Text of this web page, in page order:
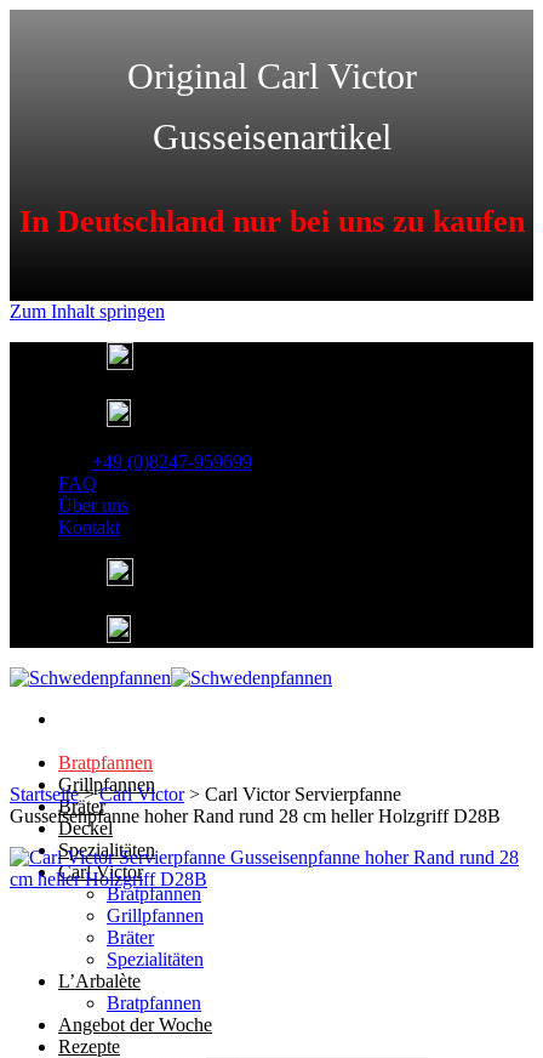
Original Carl Victor
Gusseisenartikel
In Deutschland nur bei uns zu kaufen
Zum Inhalt springen
+49 (0)8247-959699
FAQ
Über uns
Kontakt
Bratpfannen
Grillpfannen
Bräter
Deckel
Spezialitäten
Carl Victor
Bratpfannen
Grillpfannen
Bräter
Spezialitäten
L’Arbalète
Bratpfannen
Angebot der Woche
Rezepte
Startseite>Carl Victor> Carl Victor Servierpfanne
Gusseisenpfanne hoher Rand rund 28 cm heller Holzgriff D28B